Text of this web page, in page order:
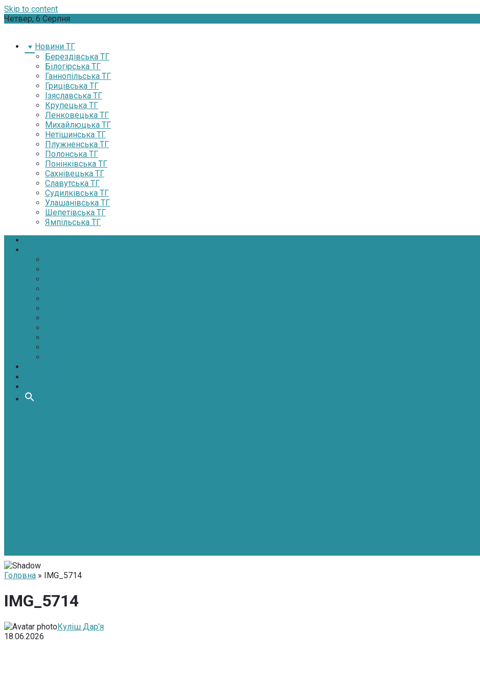
Skip to content
Четвер, 6 Серпня
Новини ТГ
Берездівська ТГ
Білогірська ТГ
Ганнопільська ТГ
Грицівська ТГ
Ізяславська ТГ
Крупецька ТГ
Ленковецька ТГ
Михайлюцька ТГ
Нетішинська ТГ
Плужненська ТГ
Полонська ТГ
Понінківська ТГ
Сахнівецька ТГ
Славутська ТГ
Судилківська ТГ
Улашанівська ТГ
Шепетівська ТГ
Ямпільська ТГ
Головна » IMG_5714
IMG_5714
Куліш Дар'я
18.06.2026